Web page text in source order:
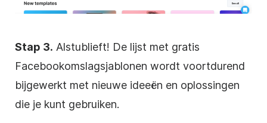
Stap 3. Alstublieft! De lijst met gratis
Facebookomslagsjablonen wordt voortdurend
bijgewerkt met nieuwe ideeën en oplossingen
die je kunt gebruiken.